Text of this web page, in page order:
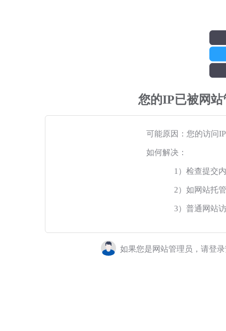
您的IP已被网
可能原因：您的访问
如何解决：
1）检查提交
2）如网站托
3）普通网站
如果您是网站管理员，请登